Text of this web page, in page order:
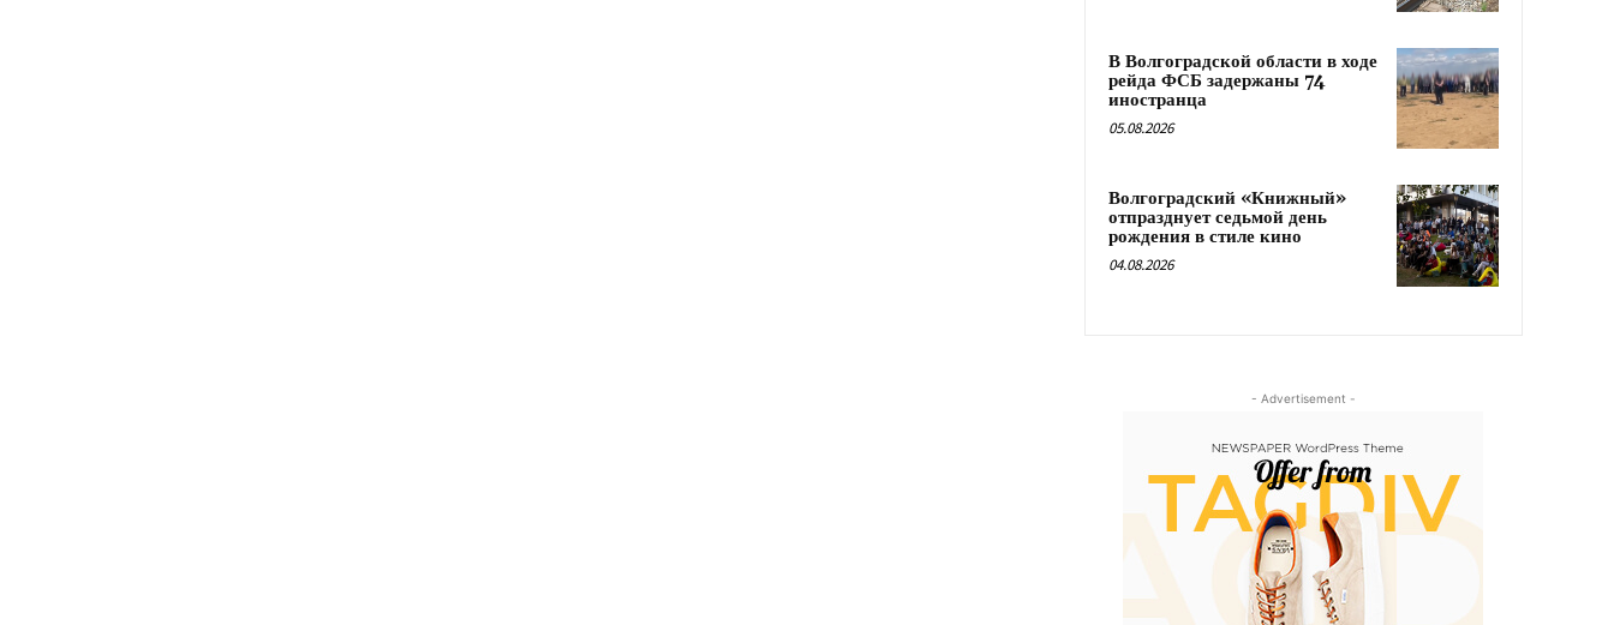
В Волгоградской области в ходе
рейда ФСБ задержаны 74
иностранца
05.08.2026
Волгоградский «Книжный»
отпразднует седьмой день
рождения в стиле кино
04.08.2026
- Advertisement -